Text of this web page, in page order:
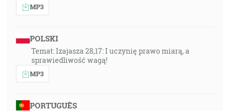
MP3
POLSKI
Temat: Izajasza 28,17: I uczynię prawo miarą, a
sprawiedliwość wagą!
MP3
PORTUGUÊS